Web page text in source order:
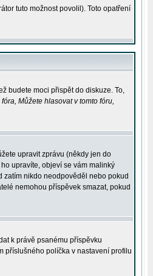
tuto možnost povolil). Toto opatření
budete moci přispět do diskuze. To,
Můžete hlasovat v tomto fóru,
upravit zprávu (někdy jen do
upravíte, objeví se vám malinký
zatím nikdo neodpověděl nebo pokud
nemohou příspěvek smazat, pokud
k právě psanému příspěvku
příslušného políčka v nastavení profilu